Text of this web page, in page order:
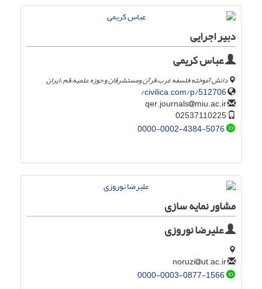
دبیر اجرایی
عباس کریمی
دانش آموخته فلسفه غرب،قرآن ومستشرقان و حوزه علمیه،قم ،ایران
civilica.com/p/512706/
miu.ac.ir
0000-0002-4384-5076
مشاور نمایه سازی
علیرضا نوروزی
ut.ac.ir
0000-0003-0877-1566